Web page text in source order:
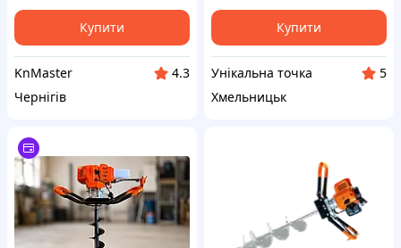
Купити
KnMaster
4.3
Чернігів
Купити
Унікальна точка
5
Хмельницьк